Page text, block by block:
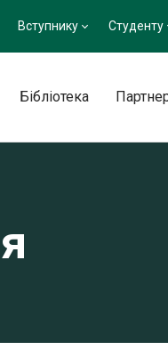
Вступнику Студенту
Бібліотека